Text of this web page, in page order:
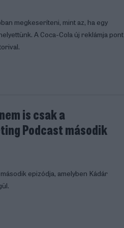
megkeseríteni, mint az, ha egy
A Coca-Cola új reklámja pont
is csak a
Podcast második
epizódja, amelyben Kádár